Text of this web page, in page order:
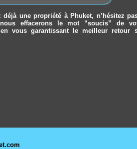
déjà une propriété à Phuket, n’hésitez
effacerons le mot “soucis” de
vous garantissant le meilleur retour